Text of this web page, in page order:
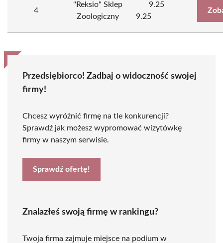
4
"Reksio" Sklep
Zoologiczny
9.25
9.25
Przedsiębiorco! Zadbaj o widoczność swojej
firmy!
Chcesz wyróżnić firmę na tle konkurencji?
Sprawdź jak możesz wypromować wizytówkę
firmy w naszym serwisie.
Sprawdź ofertę!
Znalazłeś swoją firmę w rankingu?
Twoja firma zajmuje miejsce na podium w